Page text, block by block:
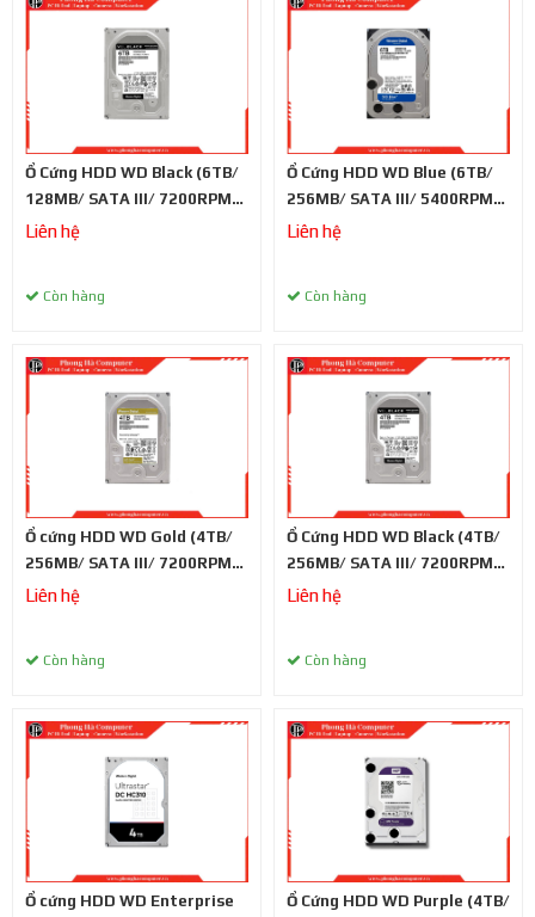
Ổ Cứng HDD WD Black (6TB/
128MB/ SATA III/ 7200RPM/
3.5 inch)
Liên hệ
Còn hàng
Ổ Cứng HDD WD Blue (6TB/
256MB/ SATA III/ 5400RPM/
3.5 inch)
Liên hệ
Còn hàng
Ổ cứng HDD WD Gold (4TB/
256MB/ SATA III/ 7200RPM/
3.5 inch)
Liên hệ
Còn hàng
Ổ Cứng HDD WD Black (4TB/
256MB/ SATA III/ 7200RPM/
3.5 inch)
Liên hệ
Còn hàng
Ổ cứng HDD WD Enterprise
Ổ Cứng HDD WD Purple (4TB/